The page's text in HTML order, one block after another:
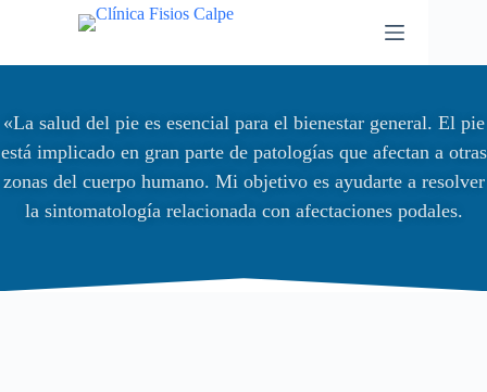
«La salud del pie es esencial para el bienestar general. El pie
está implicado en gran parte de patologías que afectan a otras
zonas del cuerpo humano. Mi objetivo es ayudarte a resolver
la sintomatología relacionada con afectaciones podales.